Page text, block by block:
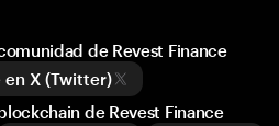
de Revest Finance
en X (Twitter)
de Revest Finance